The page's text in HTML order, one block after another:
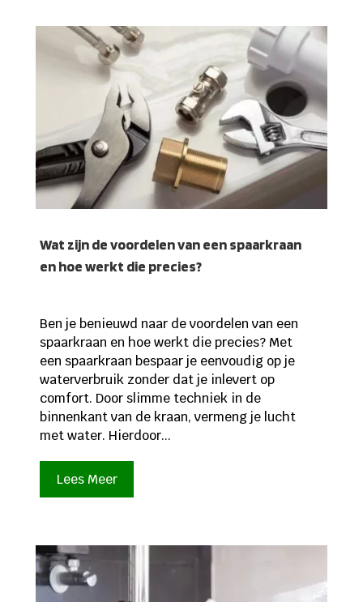
Wat zijn de voordelen van een spaarkraan
en hoe werkt die precies?
Ben je benieuwd naar de voordelen van een
spaarkraan en hoe werkt die precies? Met
een spaarkraan bespaar je eenvoudig op je
waterverbruik zonder dat je inlevert op
comfort. Door slimme techniek in de
binnenkant van de kraan, vermeng je lucht
met water. Hierdoor...
Lees Meer